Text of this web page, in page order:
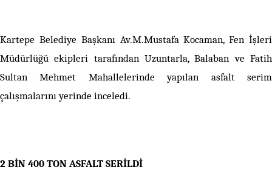
Kartepe Belediye Başkanı Av.M.Mustafa Kocaman, Fen İşleri
Müdürlüğü ekipleri tarafından Uzuntarla, Balaban ve Fatih
Sultan Mehmet Mahallelerinde yapılan asfalt serim
çalışmalarını yerinde inceledi.
2 BİN 400 TON ASFALT SERİLDİ